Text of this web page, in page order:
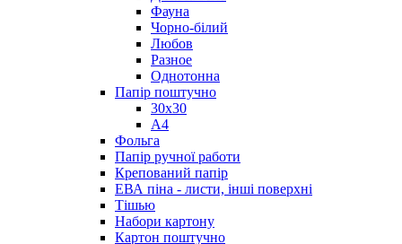
Фауна
Чорно-білий
Любов
Разное
Однотонна
Папір поштучно
30х30
А4
Фольга
Папір ручної работи
Крепований папір
ЕВА піна - листи, інші поверхні
Тішью
Набори картону
Картон поштучно